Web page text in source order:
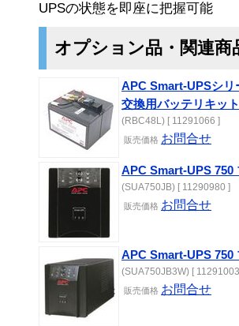
UPSの状態を即座に把握可能
オプション品・関連商
APC Smart-UPSシ
交換用バッテリキット
(RBC48L) [ 11291066 ]
販売価格 お問合せ
APC Smart-UPS 750
(SUA750JB) [ 11290980 ]
販売価格 お問合せ
APC Smart-UPS
(SUA750JB3W) [
販売価格 お問合せ